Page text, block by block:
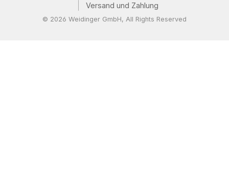
Versand und Zahlung
© 2026 Weidinger GmbH, All Rights Reserved